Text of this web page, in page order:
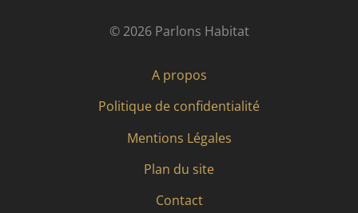
© 2026 Parlons Habitat
A propos
Politique de confidentialité
Mentions Légales
Plan du site
Contact